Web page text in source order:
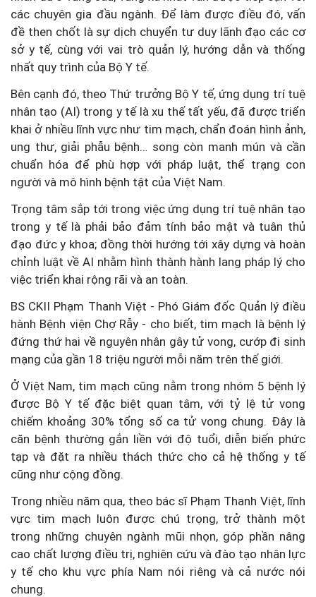
các chuyên gia đầu ngành. Để làm được điều đó, vấn
đề then chốt là sự dịch chuyển tư duy lãnh đạo các cơ
sở y tế, cùng với vai trò quản lý, hướng dẫn và thống
nhất quy trình của Bộ Y tế.
Bên cạnh đó, theo Thứ trưởng Bộ Y tế, ứng dụng trí tuệ
nhân tạo (AI) trong y tế là xu thế tất yếu, đã được triển
khai ở nhiều lĩnh vực như tim mạch, chẩn đoán hình ảnh,
ung thư, giải phẫu bệnh… song còn manh mún và cần
chuẩn hóa để phù hợp với pháp luật, thể trạng con
người và mô hình bệnh tật của Việt Nam.
Trọng tâm sắp tới trong việc ứng dụng trí tuệ nhân tạo
trong y tế là phải bảo đảm tính bảo mật và tuân thủ
đạo đức y khoa; đồng thời hướng tới xây dựng và hoàn
chỉnh luật về AI nhằm hình thành hành lang pháp lý cho
việc triển khai rộng rãi và an toàn.
BS CKII Phạm Thanh Việt - Phó Giám đốc Quản lý điều
hành Bệnh viện Chợ Rẫy - cho biết, tim mạch là bệnh lý
đứng thứ hai về nguyên nhân gây tử vong, cướp đi sinh
mạng của gần 18 triệu người mỗi năm trên thế giới.
Ở Việt Nam, tim mạch cũng nằm trong nhóm 5 bệnh lý
được Bộ Y tế đặc biệt quan tâm, với tỷ lệ tử vong
chiếm khoảng 30% tổng số ca tử vong chung. Đây là
căn bệnh thường gắn liền với độ tuổi, diễn biến phức
tạp và đặt ra nhiều thách thức cho cả hệ thống y tế
cũng như cộng đồng.
Trong nhiều năm qua, theo bác sĩ Phạm Thanh Việt, lĩnh
vực tim mạch luôn được chú trọng, trở thành một
trong những chuyên ngành mũi nhọn, góp phần nâng
cao chất lượng điều trị, nghiên cứu và đào tạo nhân lực
y tế cho khu vực phía Nam nói riêng và cả nước nói
chung.